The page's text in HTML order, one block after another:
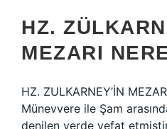
HZ.
MEZARI
HZ. ZULKARNEY’İN
Münevvere ile Şam
denilen yerde vefat